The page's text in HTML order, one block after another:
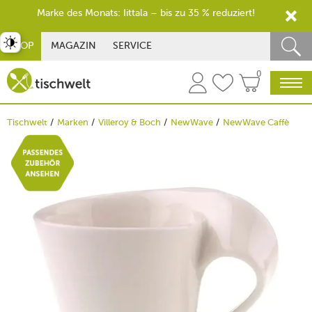
SHOP MAGAZIN SERVICE
0
Tischwelt Marken Villeroy & Boch NewWave NewWave Caffè
umschalten
Marke des Monats: Iittala – bis zu 35 % reduziert!